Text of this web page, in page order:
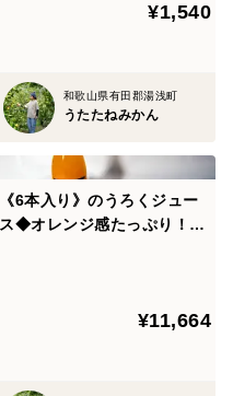
¥1,540
和歌山県有田郡湯浅町
うたたねみかん
《6本入り》のうろくジュー
ス◆オレンジ感たっぷり！濃
¥11,664